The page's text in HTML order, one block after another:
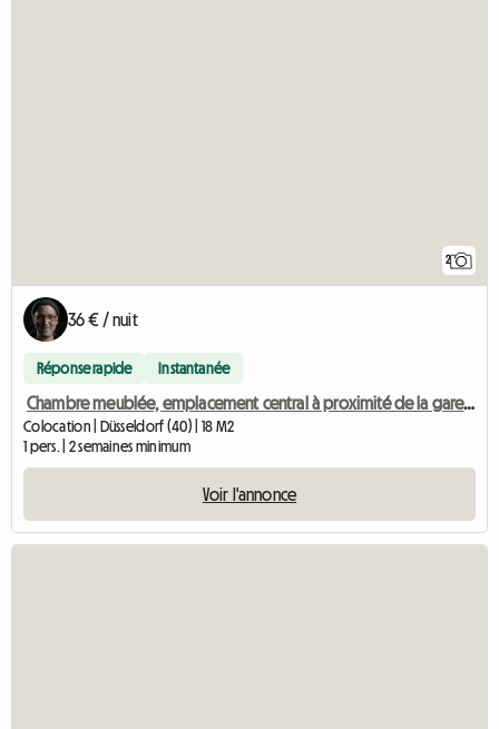
2
36 € / nuit
Réponse rapide Instantanée
Chambre meublée, emplacement central à proximité de la gare principale
Colocation | Düsseldorf (40) | 18 M2
1 pers. | 2 semaines minimum
Voir l'annonce